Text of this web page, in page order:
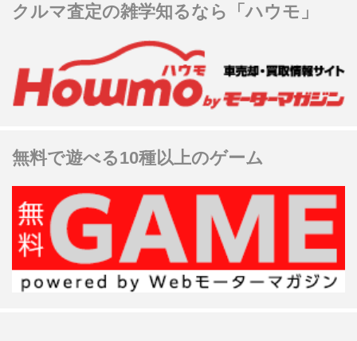
クルマ査定の雑学知るなら「ハウモ」
無料で遊べる10種以上のゲーム